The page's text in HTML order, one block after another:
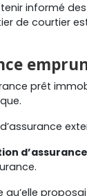
informé
de courtier
prêt
d’assurance